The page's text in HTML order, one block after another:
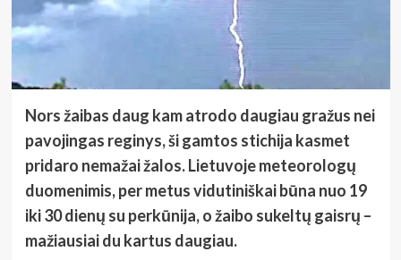
Nors žaibas daug kam atrodo daugiau gražus nei
pavojingas reginys, ši gamtos stichija kasmet
pridaro nemažai žalos. Lietuvoje meteorologų
duomenimis, per metus vidutiniškai būna nuo 19
iki 30 dienų su perkūnija, o žaibo sukeltų gaisrų –
mažiausiai du kartus daugiau.